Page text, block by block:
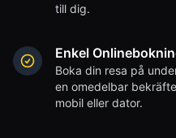
till dig.
Enkel
Boka din resa på
en omedelbar
mobil eller dator.